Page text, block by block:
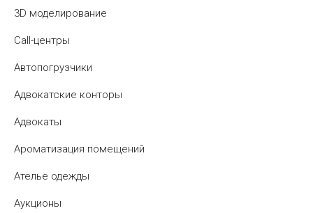
3D моделирование
Call-центры
Автопогрузчики
Адвокатские конторы
Адвокаты
Ароматизация помещений
Ателье одежды
Аукционы